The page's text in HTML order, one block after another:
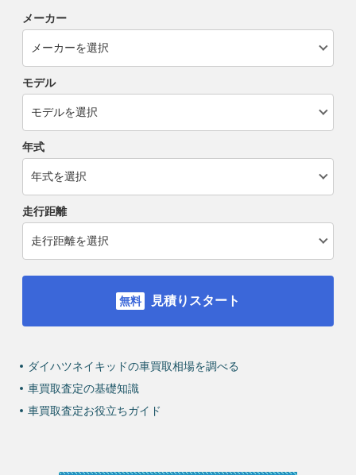
メーカー
モデル
年式
走行距離
見積りスタート
ダイハツネイキッドの車買取相場を調べる
車買取査定の基礎知識
車買取査定お役立ちガイド